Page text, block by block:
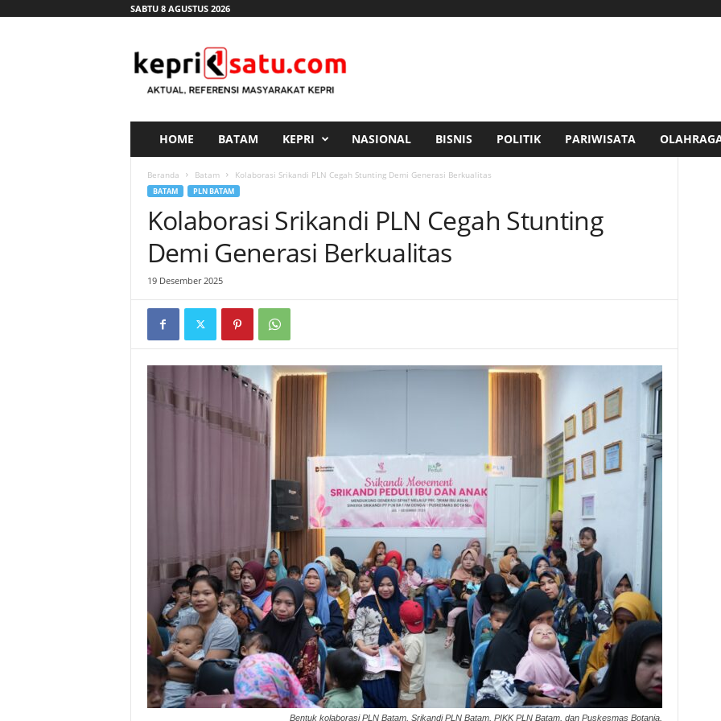
SABTU 8 AGUSTUS 2026
HOME BATAM KEPRI NASIONAL BISNIS POLITIK PARIWISATA
Beranda Batam Kolaborasi Srikandi PLN Cegah Stunting Demi Generasi Berkualitas
BATAM PLN BATAM
Kolaborasi Srikandi PLN Cegah Stunting
Demi Generasi Berkualitas
19 Desember 2025
Bentuk kolaborasi PLN Batam, Srikandi PLN Batam, PIKK PLN Batam, dan Puskesmas Botania.